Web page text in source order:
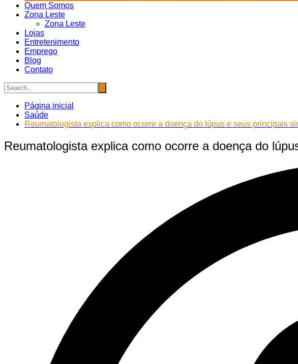
Quem Somos
Zona Leste
Zona Leste
Lojas
Entretenimento
Emprego
Blog
Contato
Página inicial
Saúde
Reumatologista explica como ocorre a doença do lúpus e seus principais
Reumatologista explica como ocorre a doença do